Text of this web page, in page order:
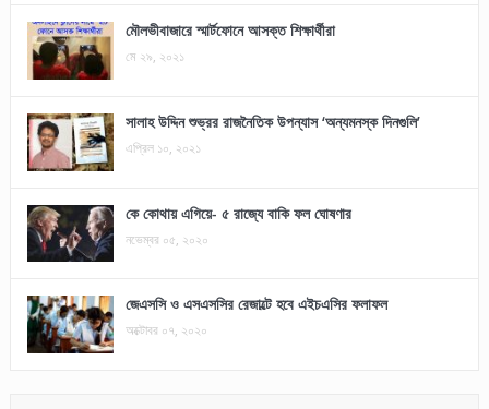
মৌলভীবাজারে স্মার্টফোনে আসক্ত শিক্ষার্থীরা
মে ২৯, ২০২১
সালাহ উদ্দিন শুভ্রর রাজনৈতিক উপন্যাস ‘অন্যমনস্ক দিনগুলি’
এপ্রিল ১০, ২০২১
কে কোথায় এগিয়ে- ৫ রাজ্যে বাকি ফল ঘোষণার
নভেম্বর ০৫, ২০২০
জেএসসি ও এসএসসির রেজাল্টে হবে এইচএসির ফলাফল
অক্টোবর ০৭, ২০২০